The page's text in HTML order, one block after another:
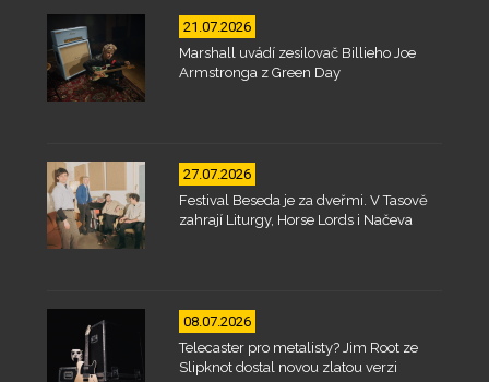
21.07.2026
Marshall uvádí zesilovač Billieho Joe
Armstronga z Green Day
27.07.2026
Festival Beseda je za dveřmi. V Tasově
zahrají Liturgy, Horse Lords i Načeva
08.07.2026
Telecaster pro metalisty? Jim Root ze
Slipknot dostal novou zlatou verzi